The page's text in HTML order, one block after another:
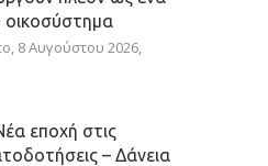
οικοσύστημα
8 Αυγούστου 2026,
εποχή στις
– Δάνεια